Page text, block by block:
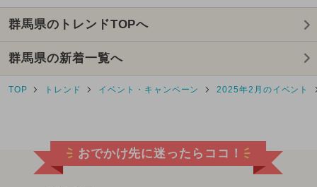
2025年8月のイベント
キャラクター
2026年1月のイベント
2024年11月のイベント
群馬県のトレンドTOPへ
群馬県の新着一覧へ
TOP トレンド イベント・キャンペーン 2025年2月のイベント
おでかけ先に迷ったらココ！